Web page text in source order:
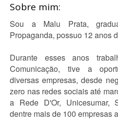
Sobre mim:
Sou a Malu Prata,
Propaganda, possuo 12 anos
Durante esses anos
Comunicação, tive a
diversas empresas, desde
zero nas redes sociais até
a Rede D'Or, Unicesumar,
dentre mais de 100 empresas